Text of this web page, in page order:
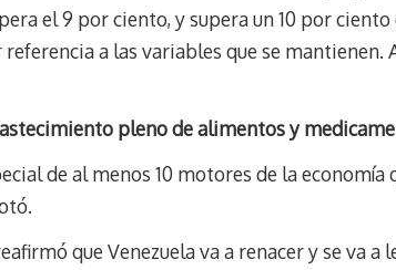
el 9 por ciento, y supera un 10 por
a las variables que se mantienen.
pleno de alimentos y
de al menos 10 motores de la
que Venezuela va a renacer y se va